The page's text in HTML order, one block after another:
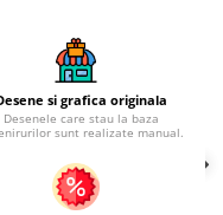
si grafica originala
Desenele care stau la baza
sunt realizate manual.